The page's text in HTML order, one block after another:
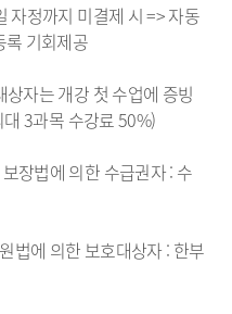
자정까지 미결제 시 => 자동
록 기회제공
자는 개강 첫 수업에 증빙
3과목 수강료 50%)
장법에 의한 수급권자 : 수
법에 의한 보호대상자 : 한부